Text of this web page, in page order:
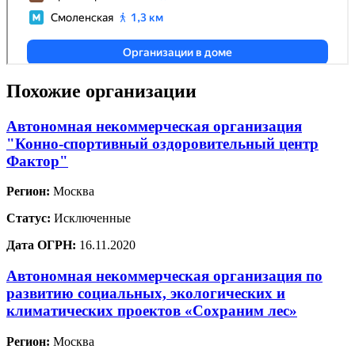
Похожие организации
Автономная некоммерческая организация
"Конно-спортивный оздоровительный центр
Фактор"
Регион: Москва
Статус: Исключенные
Дата ОГРН: 16.11.2020
Автономная некоммерческая организация по
развитию социальных, экологических и
климатических проектов «Сохраним лес»
Регион: Москва